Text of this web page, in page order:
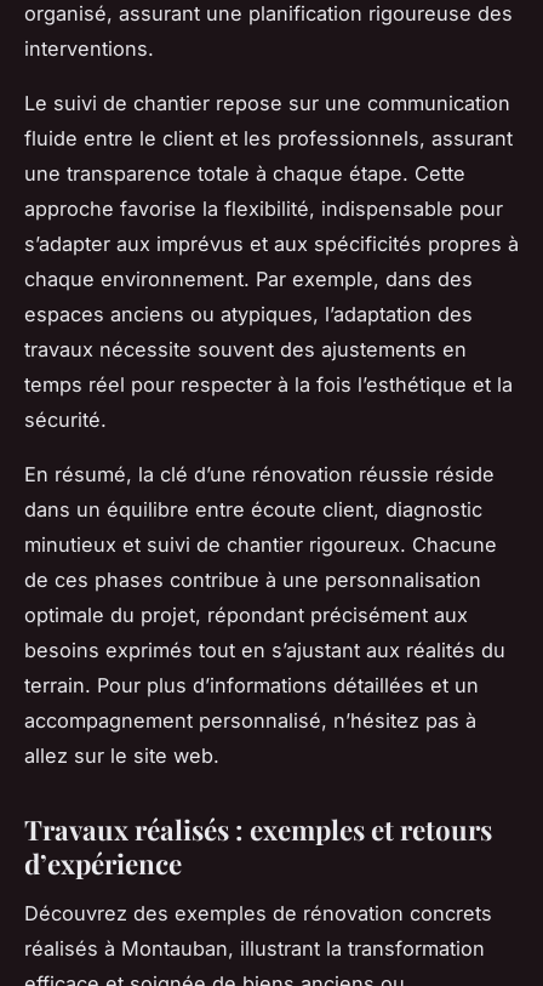
organisé, assurant une planification rigoureuse des
interventions.
Le suivi de chantier repose sur une communication
fluide entre le client et les professionnels, assurant
une transparence totale à chaque étape. Cette
approche favorise la flexibilité, indispensable pour
s’adapter aux imprévus et aux spécificités propres à
chaque environnement. Par exemple, dans des
espaces anciens ou atypiques, l’adaptation des
travaux nécessite souvent des ajustements en
temps réel pour respecter à la fois l’esthétique et la
sécurité.
En résumé, la clé d’une rénovation réussie réside
dans un équilibre entre écoute client, diagnostic
minutieux et suivi de chantier rigoureux. Chacune
de ces phases contribue à une personnalisation
optimale du projet, répondant précisément aux
besoins exprimés tout en s’ajustant aux réalités du
terrain. Pour plus d’informations détaillées et un
accompagnement personnalisé, n’hésitez pas à
allez sur le site web.
Travaux réalisés : exemples et retours
d’expérience
Découvrez des exemples de rénovation concrets
réalisés à Montauban, illustrant la transformation